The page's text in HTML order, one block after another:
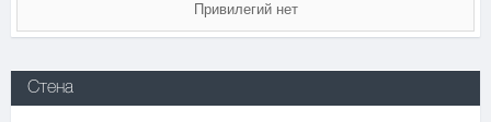
Привилегий нет
Стена